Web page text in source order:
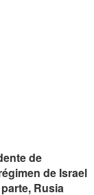
de
de Israel
Rusia